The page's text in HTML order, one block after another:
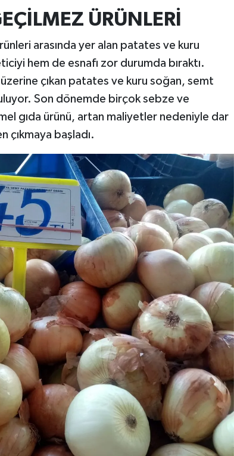
ÜRÜNLERİ
arasında yer alan patates ve kuru
hem de esnafı zor durumda bıraktı.
çıkan patates ve kuru soğan, semt
Son dönemde birçok sebze ve
gıda ürünü, artan maliyetler nedeniyle dar
çıkmaya başladı.